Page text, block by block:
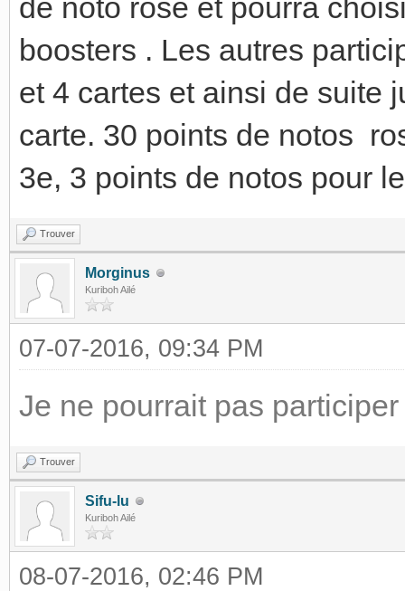
de noto rose et pourra
boosters . Les autres
et 4 cartes et ainsi de suite
carte. 30 points de notos
3e, 3 points de notos pour
Trouver
Morginus
Kuriboh Ailé
07-07-2016, 09:34 PM
Je ne pourrait pas
Trouver
Sifu-lu
Kuriboh Ailé
08-07-2016, 02:46 PM